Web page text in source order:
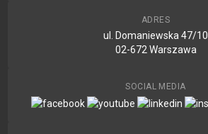
ADRES
ul. Domaniewska 47/10
02-672 Warszawa
SOCIAL MEDIA